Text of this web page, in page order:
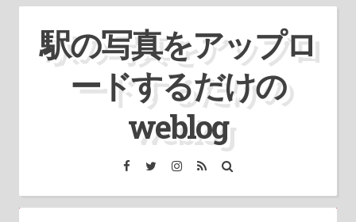
ッ
駅の写真をアップロ
ードするだけの
weblog
Facebook
TwitterInstagram
RSS